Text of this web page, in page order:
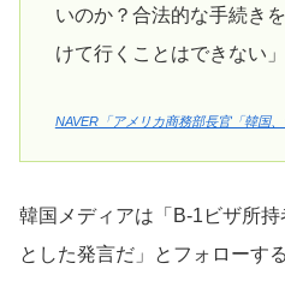
いのか？合法的な手続き
けて行くことはできない
NAVER「アメリカ商務部長官「韓国
韓国メディアは「B-1ビザ所
とした発言だ」とフォローす